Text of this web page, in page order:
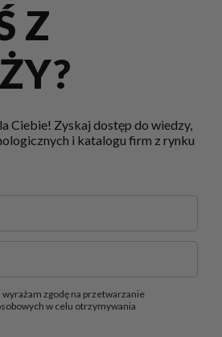
Z
Ciebie! Zyskaj dostęp do wiedzy,
i katalogu firm z rynku
zgodę na przetwarzanie
w celu otrzymywania